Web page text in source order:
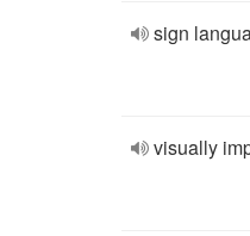
sign
visually